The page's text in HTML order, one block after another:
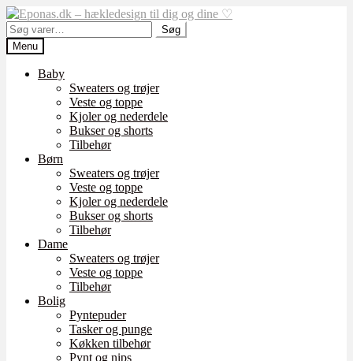
Spring
til
navigation
Spring
til
indhold
Søg
efter:
Søg
Menu
Baby
Sweaters og trøjer
Veste og toppe
Kjoler og nederdele
Bukser og shorts
Tilbehør
Børn
Sweaters og trøjer
Veste og toppe
Kjoler og nederdele
Bukser og shorts
Tilbehør
Dame
Sweaters og trøjer
Veste og toppe
Tilbehør
Bolig
Pyntepuder
Tasker og punge
Køkken tilbehør
Pynt og nips